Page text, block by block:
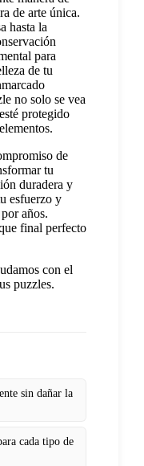
de arte única.
hasta la
para
de tu
no solo se vea
protegido
de
tu
duradera y
esfuerzo y
años.
final perfecto
con el
puzzles.
sin dañar la
cada tipo de